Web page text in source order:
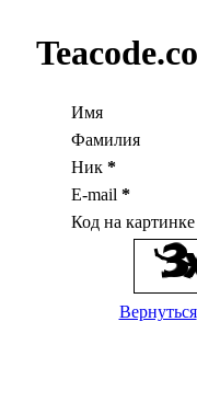
Имя
Фамилия
Ник *
E-mail *
Код на
Вернуться